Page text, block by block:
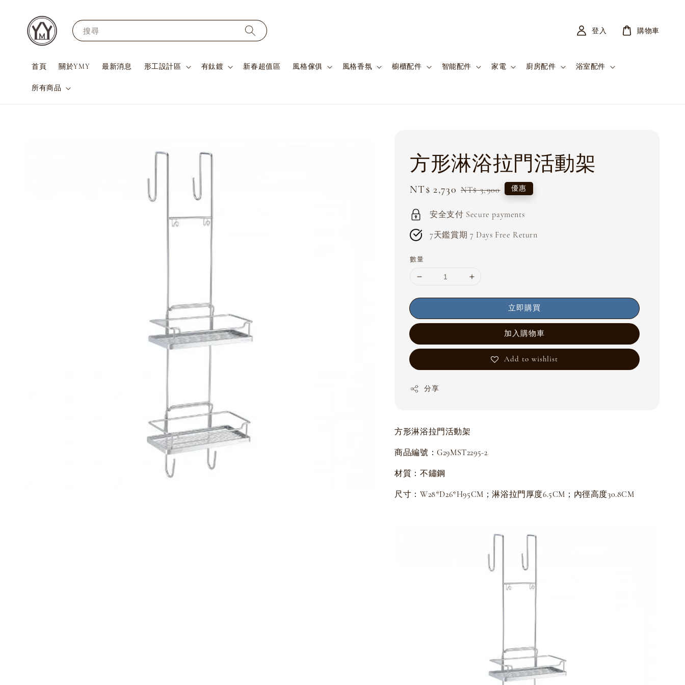
搜尋
首頁 關於YMY 最新消息 形工設計區 有鈦鍍 新春超值區 風格傢俱 風格香氛 櫥櫃配件 智能配件 家電 廚房配件 浴室配件
所有商品
登入 購物車
方形淋浴拉門活動架
Sale
NT$ 2,730 Regular
NT$ 3,900 優惠
安全支付 Secure payments
7天鑑賞期 7 Days Free Return
數量
立即購買
加入購物車
Add to wishlist
分享
方形淋浴拉門活動架
商品編號：G29MST2295-2
材質：不鏽鋼
尺寸：W28*D26*H95CM；淋浴拉門厚度6.5CM；內徑高度30.8CM